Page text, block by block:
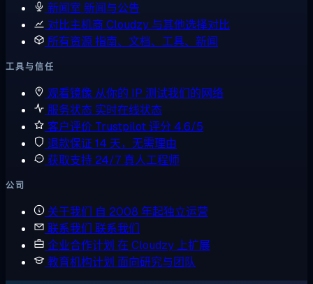
新闻室 新闻与公告
对比主机商 Cloudzy 与其他选择对比
所有资源指南、文档、工具、新闻
工具与信任
观看镜像 从你的 IP 测试我们的网络
服务状态 实时在线状态
客户评价 Trustpilot 评分 4.6/5
退款保证 14 天，无需理由
获取支持 24/7 真人工程师
公司
关于我们 自 2008 年起独立运营
联系我们 联系我们
企业合作计划 在 Cloudzy 上扩展
教育机构计划 面向研究与团队